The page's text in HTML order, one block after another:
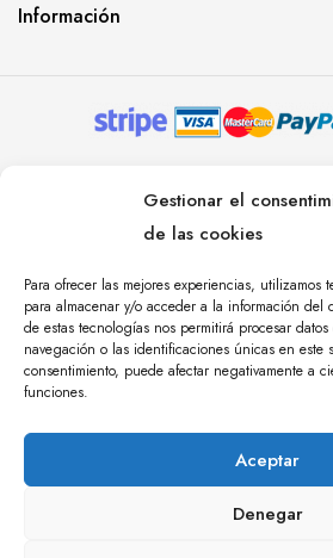
Gestionar el
de las cookies
Para ofrecer las mejores experiencias, utilizamos
para almacenar y/o acceder a la información del
de estas tecnologías nos permitirá procesar
navegación o las identificaciones únicas en este
consentimiento, puede afectar negativamente a
funciones.
Aceptar
Denegar
Información
RESERVADOS. AGENCIA DE
ÁNGULO TRES.